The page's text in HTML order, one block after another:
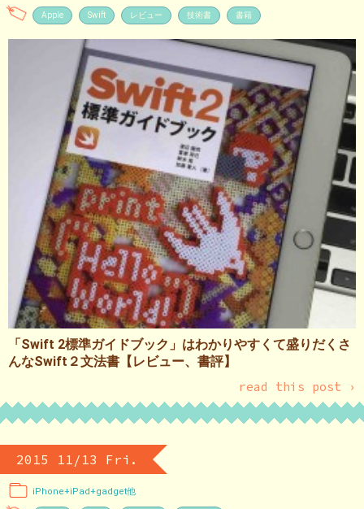
Apple Swift レビュー 技術書 書籍
「Swift 2標準ガイドブック」はわかりやすくて盛りだくさ
んなSwift２文法書【レビュー、書評】
read this post ›
2015 11/13 Fri.
iPhone+iPad+gadget他